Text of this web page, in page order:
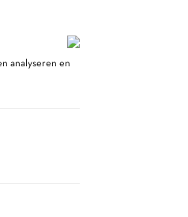
analyseren en